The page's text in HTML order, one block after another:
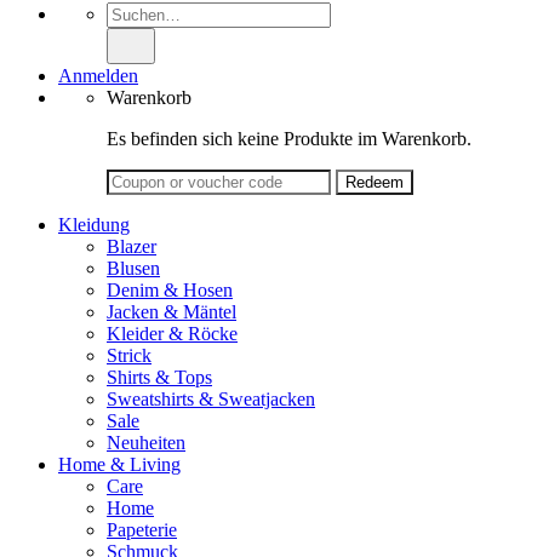
Suche
nach:
Anmelden
Warenkorb
Es befinden sich keine Produkte im Warenkorb.
Kleidung
Blazer
Blusen
Denim & Hosen
Jacken & Mäntel
Kleider & Röcke
Strick
Shirts & Tops
Sweatshirts & Sweatjacken
Sale
Neuheiten
Home & Living
Care
Home
Papeterie
Schmuck